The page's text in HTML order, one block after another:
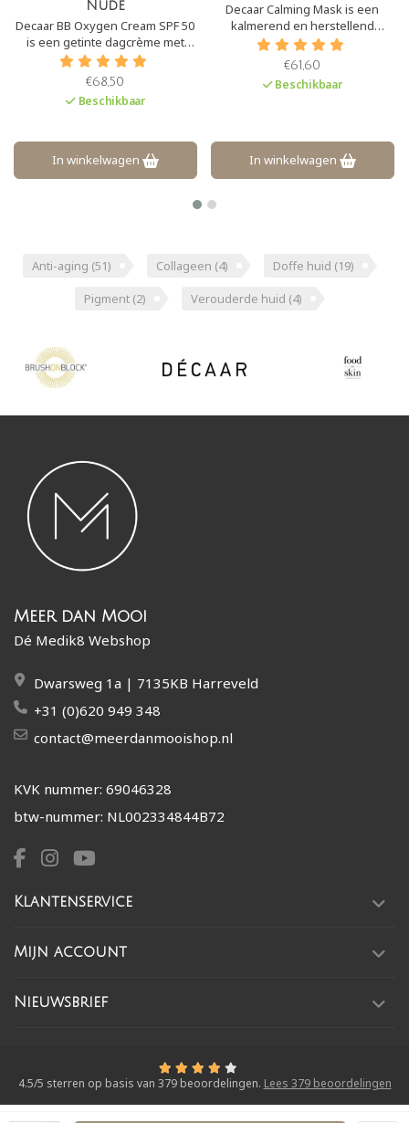
Decaar Calming Mask is een
kalmerend en herstellend
masker. Het verwijdert op een
milde wijze dode huidcellen en
vermindert ontstekingen. Het
verbetert en stimuleert lokale
bloedcirculatie.
€61,60
Beschikbaar
In winkelwagen
Decaar Rebalancing Cream is
een zeer lichte crème voor de
vette, gecombineerde en/of
acne huid. Het is een 24 uurs
crème die verzacht, hydrateert
en regulerend werkt op de
€70,50
Beschikbaar
In winkelwagen
Anti-aging (51) Collageen (4) Doffe huid (19)
Pigment (2) Verouderde huid (4)
Meer dan Mooi
Dé Medik8 Webshop
Dwarsweg 1a | 7135KB Harreveld
+31 (0)620 949 348
contact@meerdanmooishop.nl
KVK nummer: 69046328
btw-nummer: NL002334844B72
Klantenservice
Mijn account
Nieuwsbrief
4.5/5 sterren op basis van 379beoordelingen. Lees 379 beoordelingen